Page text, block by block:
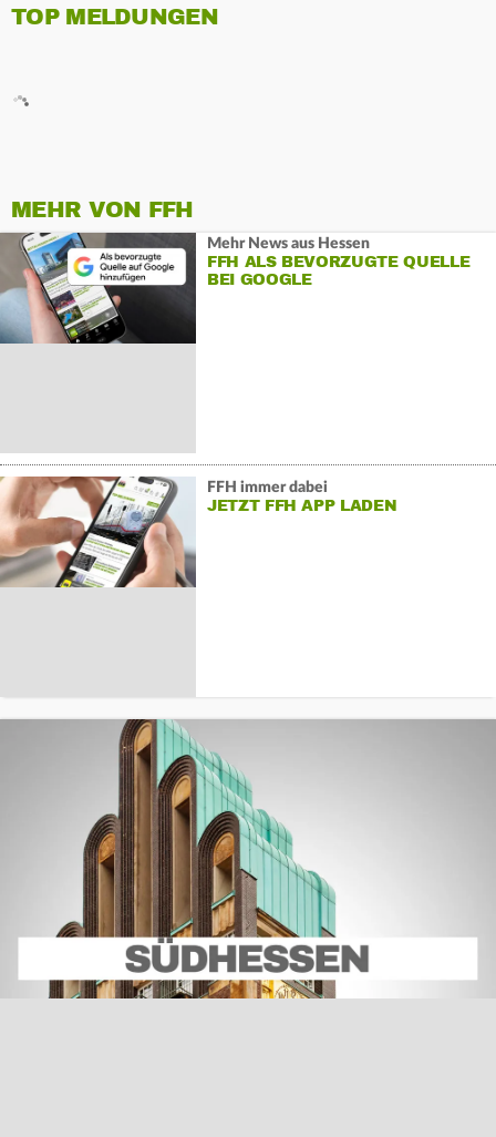
TOP MELDUNGEN
MEHR VON FFH
Mehr News aus Hessen
FFH ALS BEVORZUGTE QUELLE
BEI GOOGLE
FFH immer dabei
JETZT FFH APP LADEN